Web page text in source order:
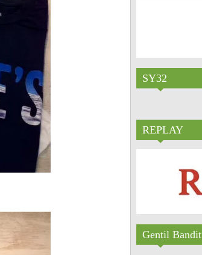
SY32
REPLAY
Gentil Bandit